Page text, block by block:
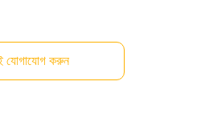
যোগাযোগ করুন